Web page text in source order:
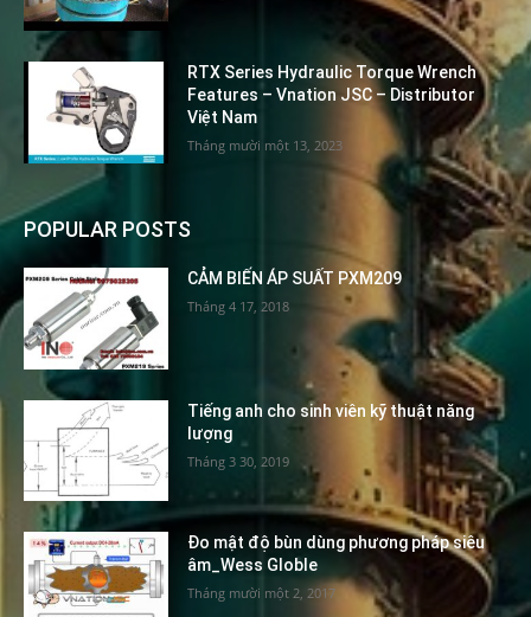
RTX Series Hydraulic Torque Wrench
Features – Vnation JSC – Distributor
Việt Nam
Tháng mười một 13, 2023
POPULAR POSTS
CẢM BIẾN ÁP SUẤT PXM209
Tháng 4 17, 2018
Tiếng anh cho sinh viên kỹ thuật năng
lượng
Tháng 3 30, 2019
Đo mật độ bùn dùng phương pháp siêu
âm_Wess Globle
Tháng mười một 2, 2017